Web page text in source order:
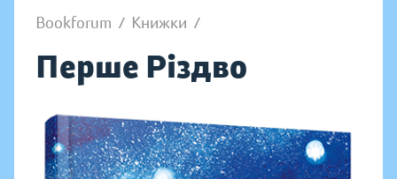
Bookforum / Книжки /
Перше Різдво